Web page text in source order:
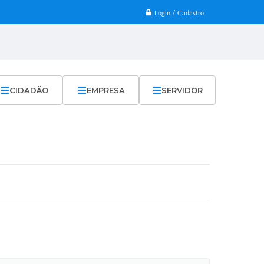
Login / Cadastro
CIDADÃO EMPRESA SERVIDOR